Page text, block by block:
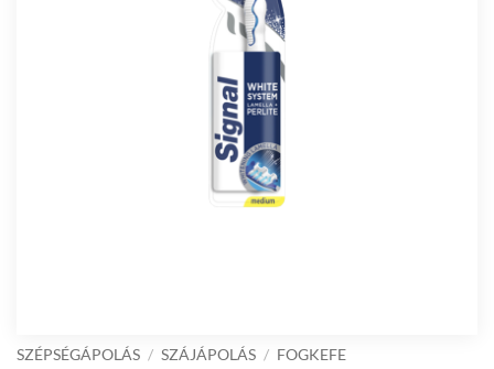
SZÉPSÉGÁPOLÁS / SZÁJÁPOLÁS / FOGKEFE